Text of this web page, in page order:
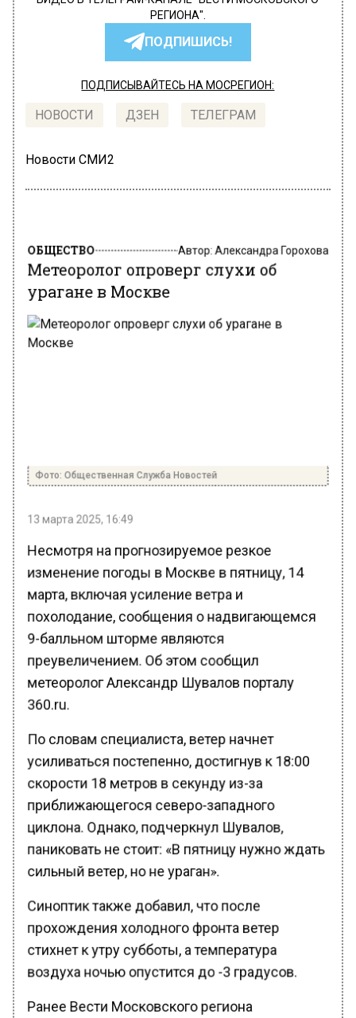
РЕГИОНА".
ПОДПИШИСЬ!
ПОДПИСЫВАЙТЕСЬ НА МОСРЕГИОН:
НОВОСТИ ДЗЕН ТЕЛЕГРАМ
Новости СМИ2
ОБЩЕСТВО Автор: Александра Горохова
Метеоролог опроверг слухи об
урагане в Москве
Фото: Общественная Служба Новостей
13 марта 2025, 16:49
Несмотря на прогнозируемое резкое
изменение погоды в Москве в пятницу, 14
марта, включая усиление ветра и
похолодание, сообщения о надвигающемся
9-балльном шторме являются
преувеличением. Об этом сообщил
метеоролог Александр Шувалов порталу
360.ru.
По словам специалиста, ветер начнет
усиливаться постепенно, достигнув к 18:00
скорости 18 метров в секунду из-за
приближающегося северо-западного
циклона. Однако, подчеркнул Шувалов,
паниковать не стоит: «В пятницу нужно ждать
сильный ветер, но не ураган».
Синоптик также добавил, что после
прохождения холодного фронта ветер
стихнет к утру субботы, а температура
воздуха ночью опустится до -3 градусов.
Ранее Вести Московского региона